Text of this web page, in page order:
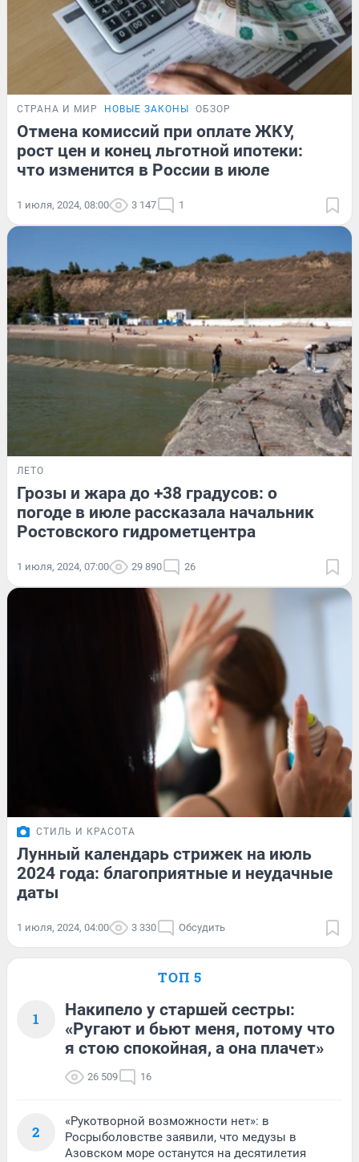
СТРАНА И МИР НОВЫЕ ЗАКОНЫ ОБЗОР
Отмена комиссий при оплате ЖКУ,
рост цен и конец льготной ипотеки:
что изменится в России в июле
1 июля, 2024, 08:00 3 147 1
ЛЕТО
Грозы и жара до +38 градусов: о
погоде в июле рассказала начальник
Ростовского гидрометцентра
1 июля, 2024, 07:00 29 890 26
СТИЛЬ И КРАСОТА
Лунный календарь стрижек на июль
2024 года: благоприятные и неудачные
даты
1 июля, 2024, 04:00 3 330 Обсудить
ТОП 5
1
Накипело у старшей сестры:
«Ругают и бьют меня, потому что
я стою спокойная, а она плачет»
26 509 16
2
«Рукотворной возможности нет»: в
Росрыболовстве заявили, что медузы в
Азовском море останутся на десятилетия